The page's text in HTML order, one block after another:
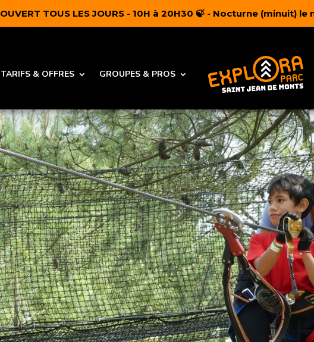
OUVERT TOUS LES JOURS - 10H à 20H30 🍃 - Nocturne (minuit)
TARIFS & OFFRES GROUPES & PROS